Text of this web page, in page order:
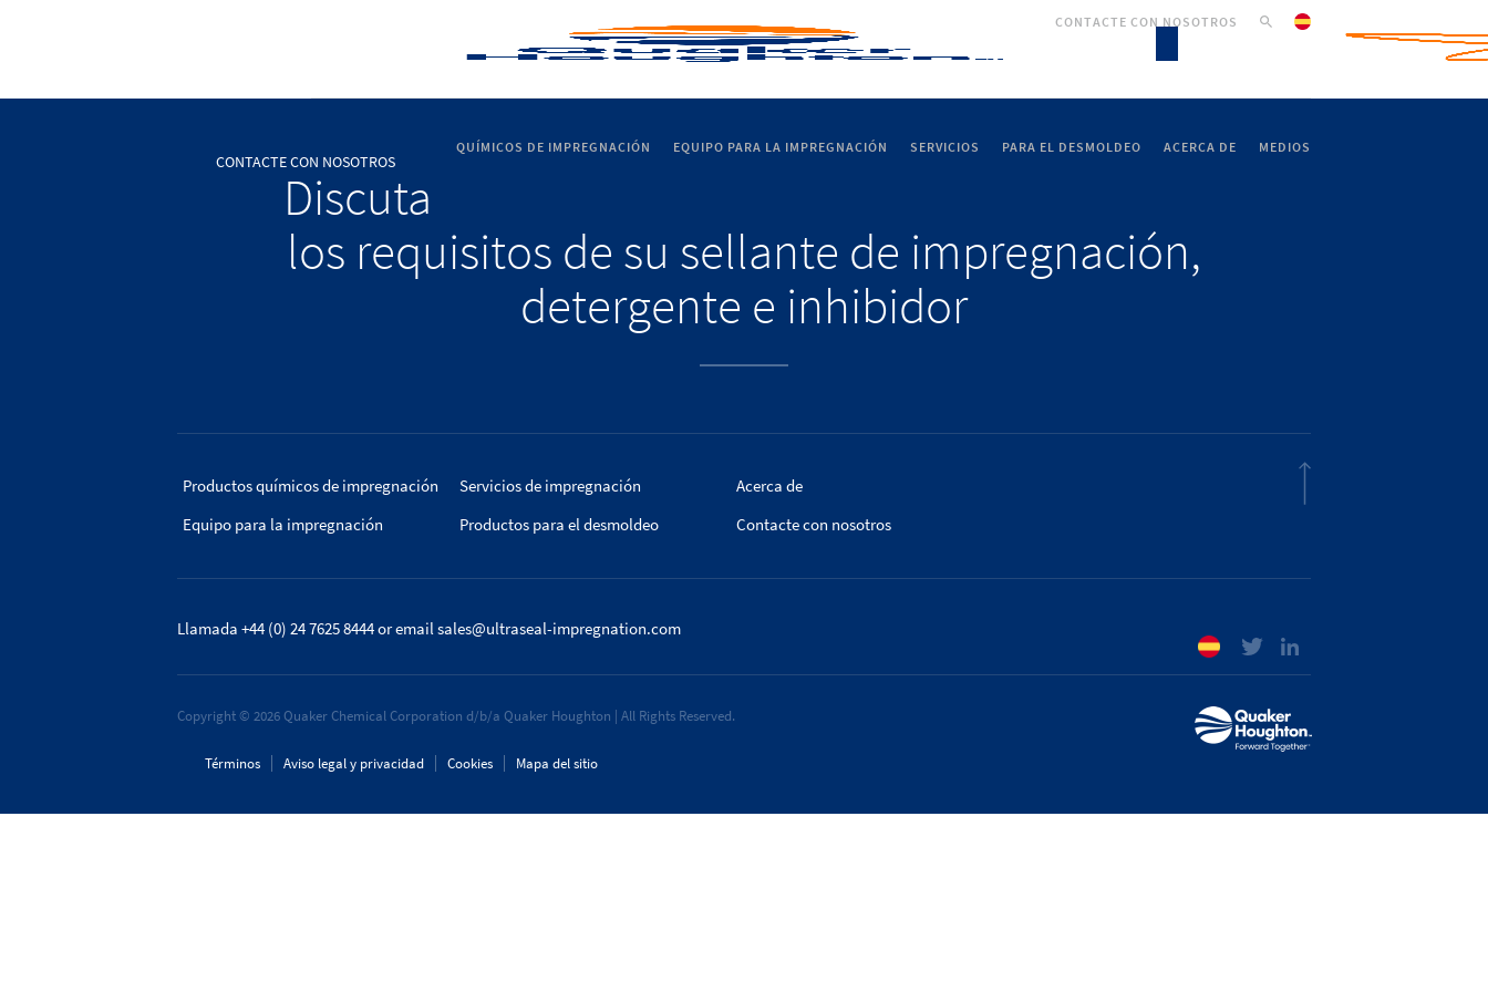
QUÍMICOS DE IMPREGNACIÓN EQUIPO PARA LA IMPREGNACIÓN SERVICIOS PARA EL DESMOLDEO ACERCA DE MEDIOS
CONTACTE CON NOSOTROS
CONTACTE CON NOSOTROS
Discuta
los requisitos de su sellante de impregnación,
detergente e inhibidor
Productos químicos de impregnación
Equipo para la impregnación
Servicios de impregnación
Productos para el desmoldeo
Acerca de
Contacte con nosotros
Llamada +44 (0) 24 7625 8444or emailsales@ultraseal-impregnation.com
Copyright © 2026 Quaker Chemical Corporation d/b/a Quaker Houghton | All Rights Reserved.
Términos Aviso legal y privacidad Cookies Mapa del sitio